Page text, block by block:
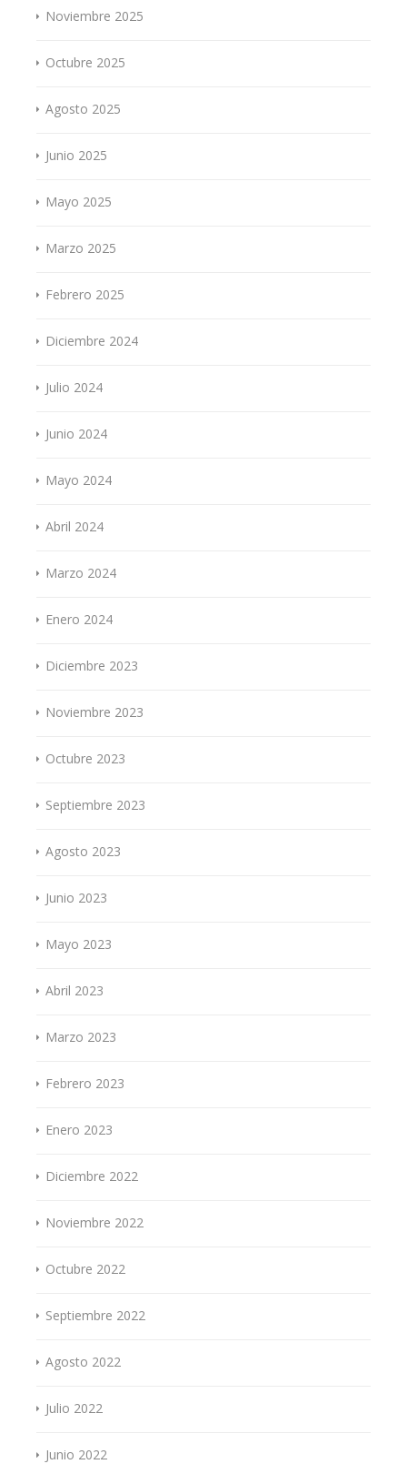
Noviembre 2025
Octubre 2025
Agosto 2025
Junio 2025
Mayo 2025
Marzo 2025
Febrero 2025
Diciembre 2024
Julio 2024
Junio 2024
Mayo 2024
Abril 2024
Marzo 2024
Enero 2024
Diciembre 2023
Noviembre 2023
Octubre 2023
Septiembre 2023
Agosto 2023
Junio 2023
Mayo 2023
Abril 2023
Marzo 2023
Febrero 2023
Enero 2023
Diciembre 2022
Noviembre 2022
Octubre 2022
Septiembre 2022
Agosto 2022
Julio 2022
Junio 2022